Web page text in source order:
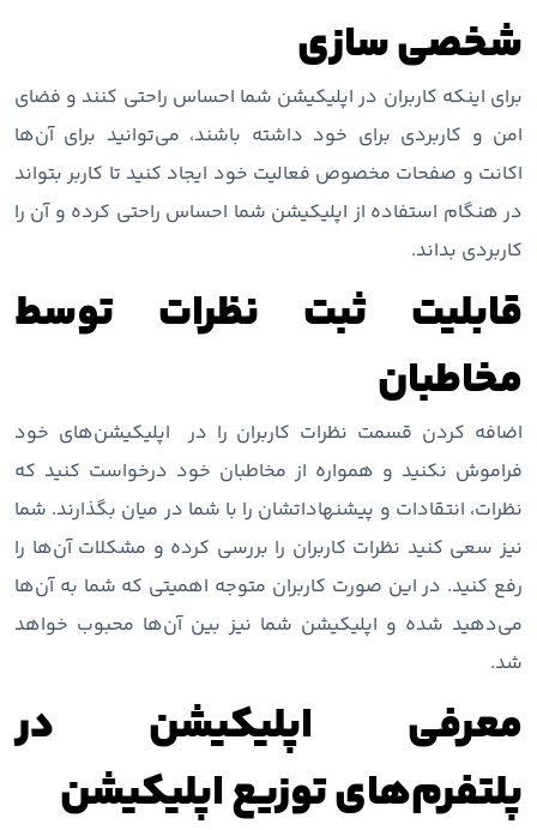
شخصی سازی
برای اینکه کاربران در اپلیکیشن شما احساس راحتی کنند و فضای
امن و کاربردی برای خود داشته باشند، می‌توانید برای آن‌ها
اکانت و صفحات مخصوص فعالیت خود ایجاد کنید تا کاربر بتواند
در هنگام استفاده از اپلیکیشن شما احساس راحتی کرده و آن را
کاربردی بداند.
قابلیت ثبت نظرات توسط
مخاطبان
اضافه کردن قسمت نظرات کاربران را در اپلیکیشن‌های خود
فراموش نکنید و همواره از مخاطبان خود درخواست کنید که
نظرات، انتقادات و پیشنهاداتشان را با شما در میان بگذارند. شما
نیز سعی کنید نظرات کاربران را بررسی کرده و مشکلات آن‌ها را
رفع کنید. در این صورت کاربران متوجه اهمیتی که شما به آن‌ها
می‌دهید شده و اپلیکیشن شما نیز بین آن‌ها محبوب خواهد
شد.
معرفی اپلیکیشن در
پلتفرم‌های توزیع اپلیکیشن